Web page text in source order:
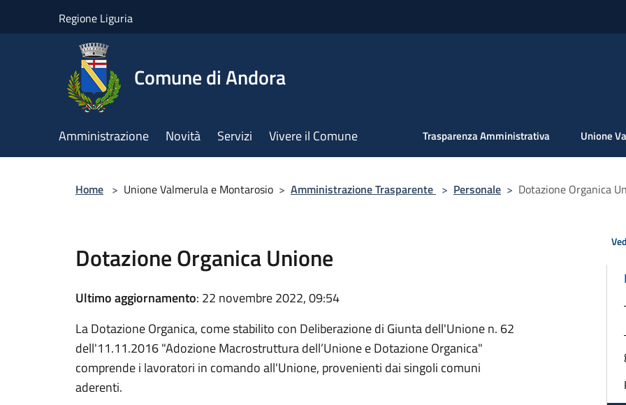
Regione Liguria
Comune di Andora
Amministrazione Novità Servizi Vivere il Comune Trasparenza Amministrativa Unione
Home > Unione Valmerula e Montarosio > Amministrazione Trasparente > Personale > Dotazione Organica
Dotazione Organica Unione
Ultimo aggiornamento: 22 novembre 2022, 09:54
La Dotazione Organica, come stabilito con Deliberazione di Giunta dell'Unione n. 62
dell'11.11.2016 "Adozione Macrostruttura dell’Unione e Dotazione Organica"
comprende i lavoratori in comando all'Unione, provenienti dai singoli comuni
aderenti.